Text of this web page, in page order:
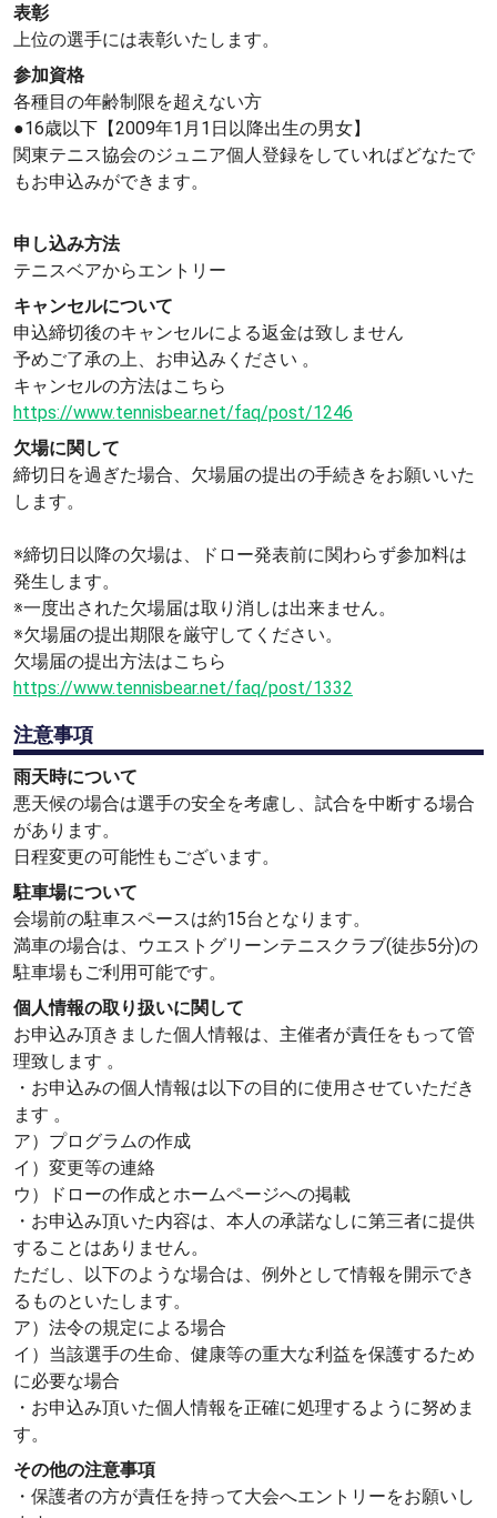
表彰
上位の選手には表彰いたします。
参加資格
各種目の年齢制限を超えない方
●16歳以下【2009年1月1日以降出生の男女】
関東テニス協会のジュニア個人登録をしていればどなたで
もお申込みができます。
申し込み方法
テニスベアからエントリー
キャンセルについて
申込締切後のキャンセルによる返金は致しません
予めご了承の上、お申込みください 。
キャンセルの方法はこちら
https://www.tennisbear.net/faq/post/1246
欠場に関して
締切日を過ぎた場合、欠場届の提出の手続きをお願いいた
します。
※締切日以降の欠場は、ドロー発表前に関わらず参加料は
発生します。
※一度出された欠場届は取り消しは出来ません。
※欠場届の提出期限を厳守してください。
欠場届の提出方法はこちら
https://www.tennisbear.net/faq/post/1332
注意事項
雨天時について
悪天候の場合は選手の安全を考慮し、試合を中断する場合
があります。
日程変更の可能性もございます。
駐車場について
会場前の駐車スペースは約15台となります。
満車の場合は、ウエストグリーンテニスクラブ(徒歩5分)の
駐車場もご利用可能です。
個人情報の取り扱いに関して
お申込み頂きました個人情報は、主催者が責任をもって管
理致します 。
・お申込みの個人情報は以下の目的に使用させていただき
ます 。
ア）プログラムの作成
イ）変更等の連絡
ウ）ドローの作成とホームページへの掲載
・お申込み頂いた内容は、本人の承諾なしに第三者に提供
することはありません。
ただし、以下のような場合は、例外として情報を開示でき
るものといたします。
ア）法令の規定による場合
イ）当該選手の生命、健康等の重大な利益を保護するため
に必要な場合
・お申込み頂いた個人情報を正確に処理するように努めま
す。
その他の注意事項
・保護者の方が責任を持って大会へエントリーをお願いし